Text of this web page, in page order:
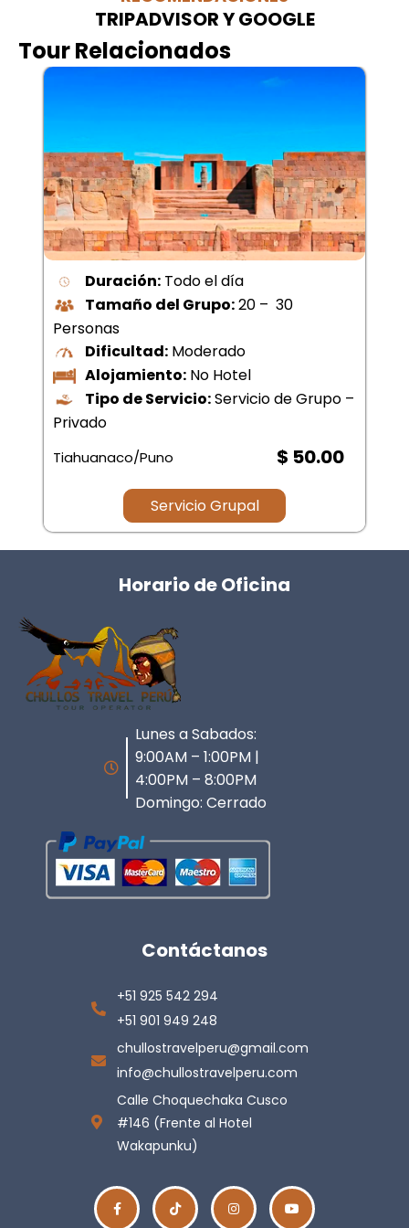
TRIPADVISOR Y GOOGLE
Tour Relacionados
Duración:Todo el día
Tamaño del Grupo:20 – 30
Personas
Dificultad:Moderado
Alojamiento:No Hotel
Tipo de Servicio:Servicio de Grupo –
Privado
Tiahuanaco/Puno $ 50.00
Servicio Grupal
Horario de Oficina
Lunes a Sabados:
9:00AM – 1:00PM |
4:00PM – 8:00PM
Domingo: Cerrado
Contáctanos
+51 925 542 294
+51 901 949 248
chullostravelperu@gmail.com
info@chullostravelperu.com
Calle Choquechaka Cusco
#146 (Frente al Hotel
Wakapunku)